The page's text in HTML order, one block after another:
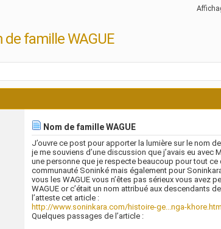
de famille WAGUE
Nom de famille WAGUE
J’ouvre ce post pour apporter la lumière sur le nom
je me souviens d’une discussion que j’avais eu avec
une personne que je respecte beaucoup pour tout ce
communauté Soninké mais également pour
vous les WAGUE vous n’êtes pas sérieux vous avez
WAGUE or c’était un nom attribué aux descendants
l’atteste cet article :
http://www.soninkara.com/histoire-ge...nga-khore.html
Quelques passages de l’article :